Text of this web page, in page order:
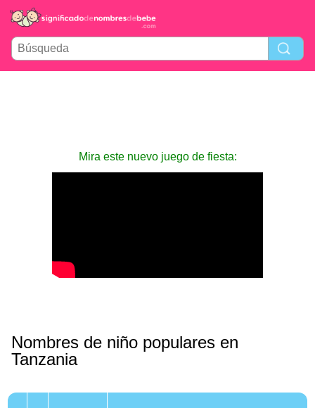
Mira este nuevo juego de fiesta:
Nombres de niño populares en
Tanzania